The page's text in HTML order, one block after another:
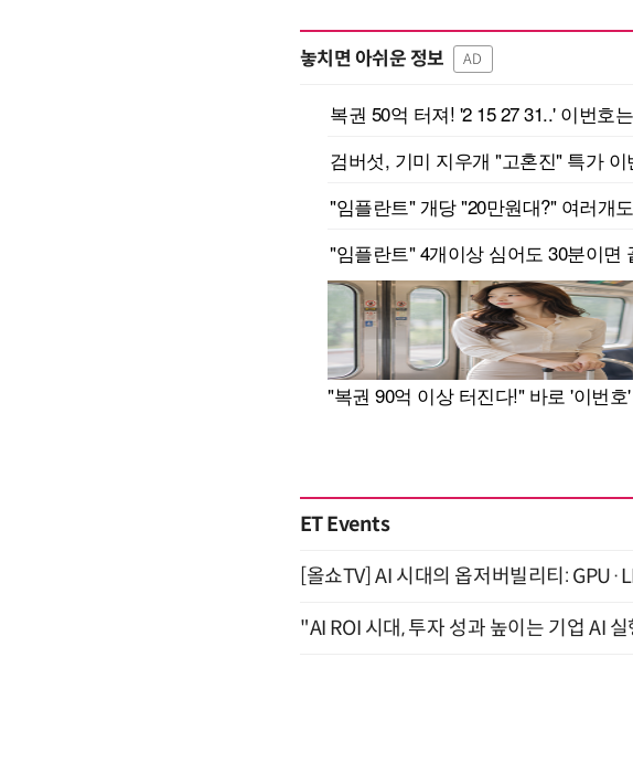
놓치면 아쉬운 정보 AD
ET Events
[올쇼TV] AI 시대의 옵저버빌리티:
"AI ROI 시대, 투자 성과 높이는 기업 AI